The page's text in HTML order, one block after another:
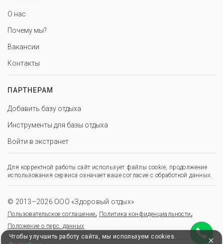
О нас
Почему мы?
Вакансии
Контакты
ПАРТНЕРАМ
Добавить базу отдыха
Инструменты для базы отдыха
Войти в экстранет
Для корректной работы сайт использует файлы cookie, продолжение
использования сервиса означает ваше согласие с обработкой данных.
© 2013–2026 ООО «Здоровый отдых»
Пользовательское соглашение, Политика конфиденциальности,
Положение о перс. данных
Чтобы улучшить работу сайта, мы используем cookies.